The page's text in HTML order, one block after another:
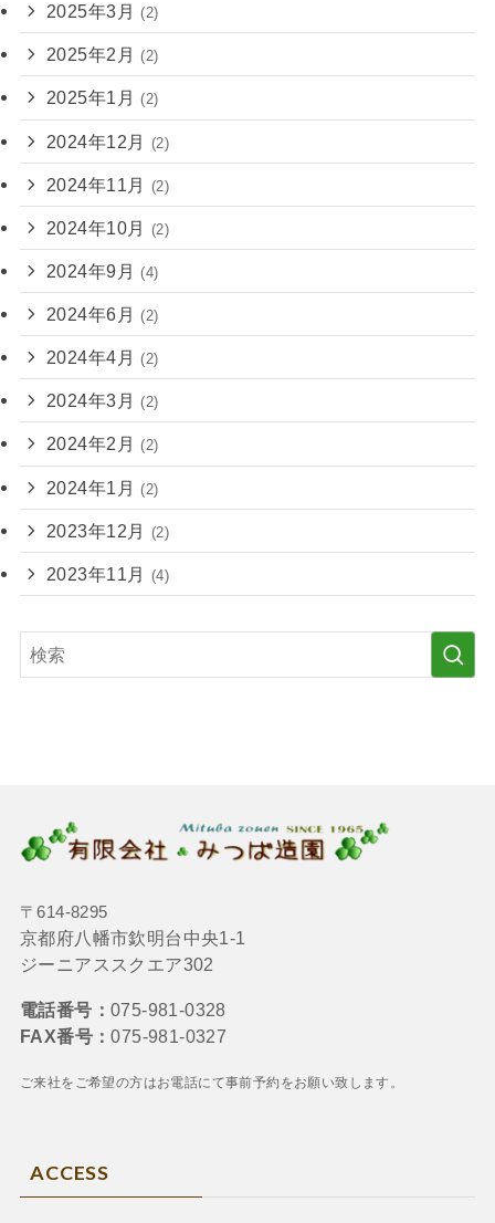
2025年3月 (2)
2025年2月 (2)
2025年1月 (2)
2024年12月 (2)
2024年11月 (2)
2024年10月 (2)
2024年9月 (4)
2024年6月 (2)
2024年4月 (2)
2024年3月 (2)
2024年2月 (2)
2024年1月 (2)
2023年12月 (2)
2023年11月 (4)
〒614-8295
京都府八幡市欽明台中央1-1
ジーニアススクエア302
電話番号： 075-981-0328
FAX番号：075-981-0327
ご来社をご希望の方はお電話にて事前予約をお願い致します。
ACCESS